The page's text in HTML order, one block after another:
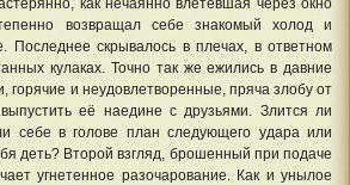
возвращал себе знакомый холод и
Последнее скрывалось в плечах, в ответном
кулаках. Точно так же ежились в давние
горячие и неудовлетворенные, пряча злобу от
её наедине с друзьями. Злится ли
себе в голове план следующего удара или
деть? Второй взгляд, брошенный при подаче
угнетенное разочарование. Как и унылое